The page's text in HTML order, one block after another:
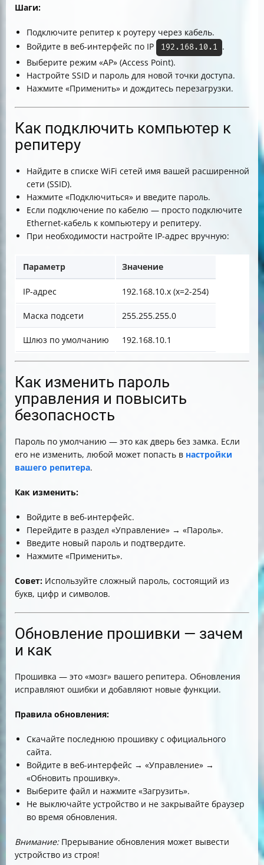
Шаги:
Подключите репитер к роутеру через кабель.
Войдите в веб-интерфейс по IP
192.168.10.1
.
Выберите режим «AP» (Access Point).
Настройте SSID и пароль для новой точки доступа.
Нажмите «Применить» и дождитесь перезагрузки.
Как подключить компьютер к
репитеру
Найдите в списке WiFi сетей имя вашей расширенной
сети (SSID).
Нажмите «Подключиться» и введите пароль.
Если подключение по кабелю — просто подключите
Ethernet-кабель к компьютеру и репитеру.
При необходимости настройте IP-адрес вручную:
Параметр Значение
IP-адрес 192.168.10.x (x=2-254)
Маска подсети 255.255.255.0
Шлюз по умолчанию 192.168.10.1
Как изменить пароль
управления и повысить
безопасность
Пароль по умолчанию — это как дверь без замка. Если
его не изменить, любой может попасть в настройки
вашего репитера.
Как изменить:
Войдите в веб-интерфейс.
Перейдите в раздел «Управление» → «Пароль».
Введите новый пароль и подтвердите.
Нажмите «Применить».
Совет: Используйте сложный пароль, состоящий из
букв, цифр и символов.
Обновление прошивки — зачем
и как
Прошивка — это «мозг» вашего репитера. Обновления
исправляют ошибки и добавляют новые функции.
Правила обновления:
Скачайте последнюю прошивку с официального
сайта.
Войдите в веб-интерфейс → «Управление» →
«Обновить прошивку».
Выберите файл и нажмите «Загрузить».
Не выключайте устройство и не закрывайте браузер
во время обновления.
Внимание:Прерывание обновления может вывести
устройство из строя!